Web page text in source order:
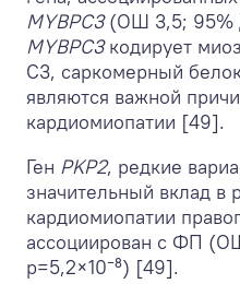
MYBPC3(ОШ 3,5; 95%
MYBPC3кодирует
C3, саркомерный
являются важной
кардиомиопатии [49].
Ген PKP2, редкие
значительный вклад в
кардиомиопатии
ассоциирован с ФП
p=5,2×10⁻⁸) [49].